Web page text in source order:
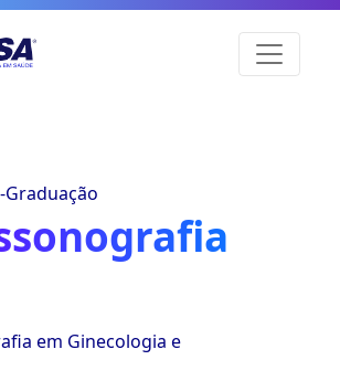
Graduação
em Ginecologia e